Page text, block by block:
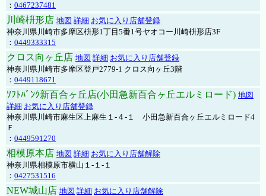
： 0467237481
川崎枡形店 地図 詳細 お気に入り店舗登録
神奈川県川崎市多摩区枡形1丁目5番1号ヤオコー川崎枡形店3F
： 0449333315
クロス向ヶ丘店 地図 詳細 お気に入り店舗登録
神奈川県川崎市多摩区登戸2779-1 クロス向ヶ丘3階
： 0449118671
ｿﾌﾄﾊﾞﾝｸ新百合ヶ丘店(小田急新百合ヶ丘エルミロード) 地図
詳細 お気に入り店舗登録
神奈川県川崎市麻生区上麻生１-４-１ 小田急新百合ヶ丘エルミロード4
Ｆ
： 0449591270
相模原本店 地図 詳細 お気に入り店舗解除
神奈川県相模原市横山１-１-１
： 0427531516
NEW城山店 地図 詳細 お気に入り店舗解除